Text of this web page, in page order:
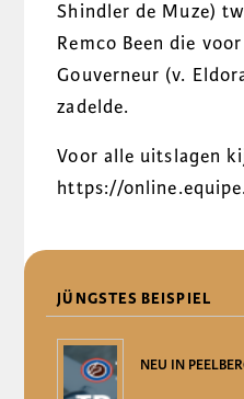
Shindler de Muze)
Remco Been die
Gouverneur (v.
zadelde.
Voor alle uitslagen
https://
JÜNGSTES BEISPIEL
NEU IN